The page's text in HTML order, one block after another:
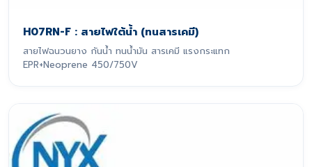
H07RN-F : สายไฟใต้น้ำ (ทนสารเคมี)
สายไฟฉนวนยาง กันน้ำ ทนน้ำมัน สารเคมี แรงกระแทก
EPR+Neoprene 450/750V